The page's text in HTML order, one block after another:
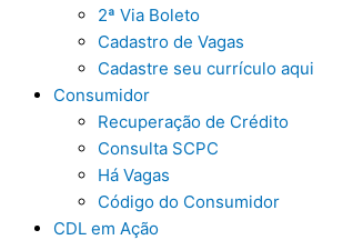
2ª Via Boleto
Cadastro de Vagas
Cadastre seu currículo aqui
Consumidor
Recuperação de Crédito
Consulta SCPC
Há Vagas
Código do Consumidor
CDL em Ação